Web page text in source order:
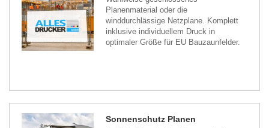
Planenmaterial oder die
winddurchlässige Netzplane. Komplett
inklusive individuellem Druck in
optimaler Größe für EU Bauzaunfelder.
Sonnenschutz Planen